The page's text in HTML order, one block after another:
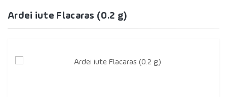
Ardei iute Flacaras (0.2 g)